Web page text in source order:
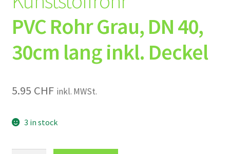
PVC Rohr Grau, DN 40,
30cm lang inkl. Deckel
5.95 CHF inkl. MWSt.
3 in stock